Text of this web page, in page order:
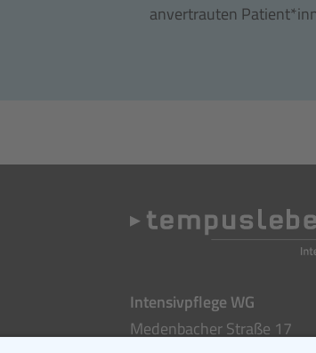
anvertrauten
Intensivpflege WG
Medenbacher Straße 17